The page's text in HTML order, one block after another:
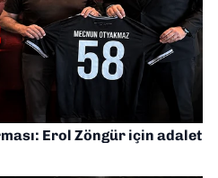
Erol Zöngür için adalet